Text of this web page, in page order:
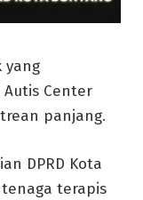
yang
Center
panjang.
DPRD Kota
terapis